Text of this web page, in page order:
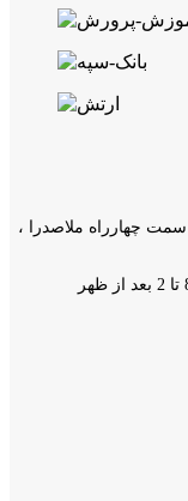
چهارراه ملاصدرا ،